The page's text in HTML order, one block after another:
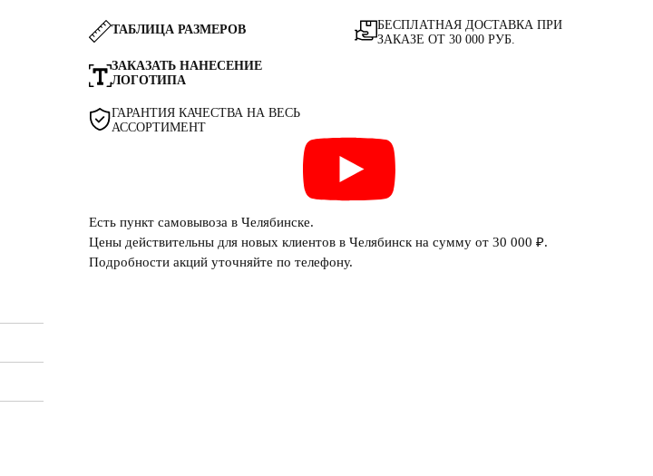
ТАБЛИЦА РАЗМЕРОВ
ЗАКАЗАТЬ НАНЕСЕНИЕ
ЛОГОТИПА
ГАРАНТИЯ КАЧЕСТВА НА ВЕСЬ
АССОРТИМЕНТ
БЕСПЛАТНАЯ ДОСТАВКА ПРИ
ЗАКАЗЕ ОТ 30 000 РУБ.
Есть пункт самовывоза в Челябинске.
Цены действительны для новых клиентов в Челябинск на сумму от 30 000 ₽.
Подробности акций уточняйте по телефону.